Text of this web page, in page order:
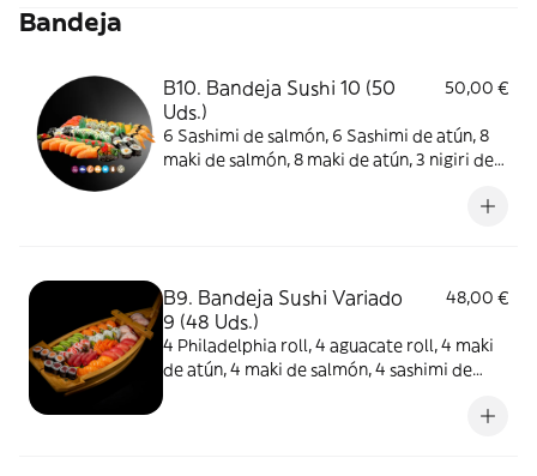
Bandeja
B10. Bandeja Sushi 10 (50
Uds.)
50,00 €
6 Sashimi de salmón, 6 Sashimi de atún, 8
maki de salmón, 8 maki de atún, 3 nigiri de
B9. Bandeja Sushi Variado
9 (48 Uds.)
48,00 €
4 Philadelphia roll, 4 aguacate roll, 4 maki
de atún, 4 maki de salmón, 4 sashimi de